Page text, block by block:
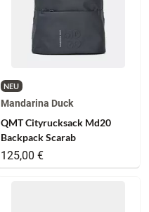
NEU
Mandarina Duck
QMT Cityrucksack Md20
Backpack Scarab
125,00 €